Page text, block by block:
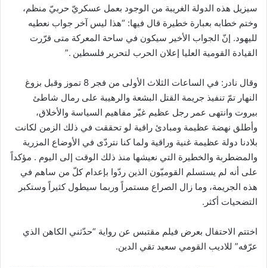
سيزيل هذه الدولة الغريبة من الوجود بعمل عسكريّ حربيّ منظم،
وختم خطابه بعبارة خطيرة قال فيها: “هذا ليس آخر جواب نعطيه
لليهود. إنّ الجواب الأخير سيكون في ساحة المعركة متى قرّرت
القيادة القومية العليا إعلان الحرب لتحرير فلسطين .”
وقال نادر: في الساعات الثلاث الأولى من فجر 8 تموز وقبل بزوغ
النهار تمّ تنفيذ جريمة القتل البشعة والرهيبة على رمال شاطئ
بيروت وانتهى عمر رجل عظيم غيّر مفاهيم السياسة والأخلاق،
وأطلق نهضة عظيمة ومبادئ راقية لو تحققت في ذلك الزمن لكانت
بلادنا دولة عظيمة غنية وراقية ولما كنا نتردّى في الأوضاع المزرية
والمضطربة والخطيرة التي نعيشها منذ ذلك الوقت إلى اليوم . مؤكداً
على أنه لم يستسلم القوميّون الذين ردّوا بإعدام كلّ من ساهم في
هذه الجريمة، وما زال الصراع مستمراً وربما سيطول كثيراً وستكبر
التضحيات أكثر.
اختتم الاحتفال بعرض فيلم مقتبس عن رواية “حدّثني الكاهن الذي
عرّفه” للاديب القومي سعيد تقي الدين.